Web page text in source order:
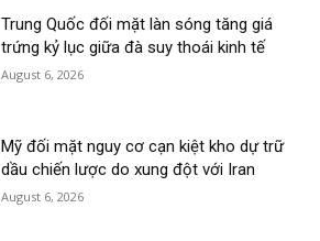
Trung Quốc đối mặt làn sóng tăng giá
trứng kỷ lục giữa đà suy thoái kinh tế
August 6, 2026
Mỹ đối mặt nguy cơ cạn kiệt kho dự trữ
dầu chiến lược do xung đột với Iran
August 6, 2026